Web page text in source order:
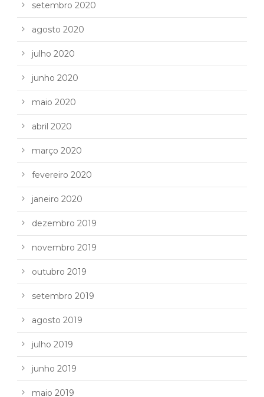
setembro 2020
agosto 2020
julho 2020
junho 2020
maio 2020
abril 2020
março 2020
fevereiro 2020
janeiro 2020
dezembro 2019
novembro 2019
outubro 2019
setembro 2019
agosto 2019
julho 2019
junho 2019
maio 2019